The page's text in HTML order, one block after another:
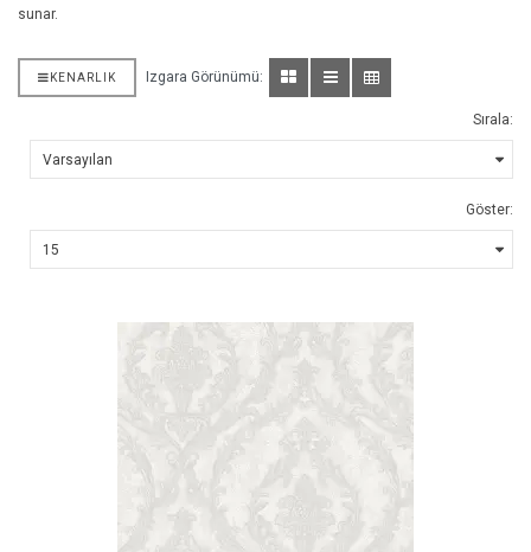
sunar.
KENARLIK Izgara Görünümü:
Sırala:
Göster: